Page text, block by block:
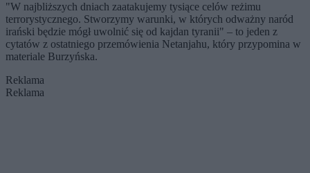
"W najbliższych dniach zaatakujemy tysiące celów reżimu
terrorystycznego. Stworzymy warunki, w których odważny naród
irański będzie mógł uwolnić się od kajdan tyranii" – to jeden z
cytatów z ostatniego przemówienia Netanjahu, który przypomina w
materiale Burzyńska.
Reklama
Reklama